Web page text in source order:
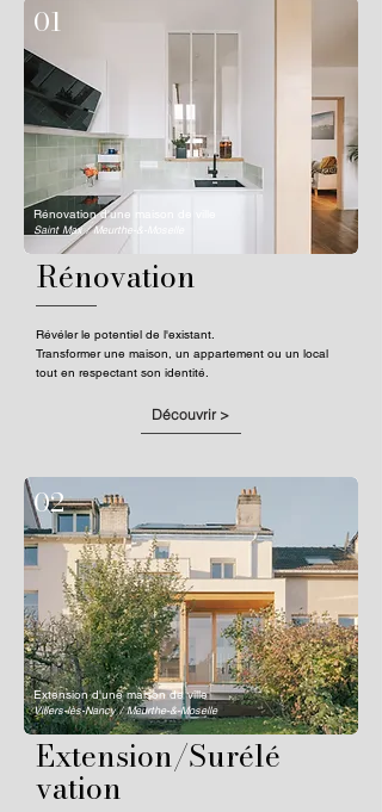
Rénovation
Révéler le potentiel de l'existant.
Transformer une maison, un appartement ou un local
tout en respectant son identité.
Découvrir >
01
Rénovation d'une maison de ville
Saint Max / Meurthe-&-Moselle
Extension/Surélé
vation
02
Extension d'une maison de ville
Villers-lès-Nancy / Meurthe-&-Moselle